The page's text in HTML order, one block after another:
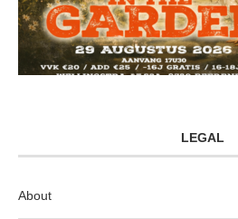
LEGAL
About